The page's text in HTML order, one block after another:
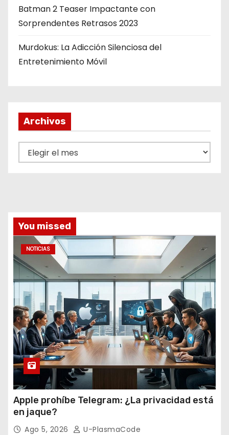
Batman 2 Teaser Impactante con
Sorprendentes Retrasos 2023
Murdokus: La Adicción Silenciosa del
Entretenimiento Móvil
Archivos
r
v
o
s
You missed
NOTICIAS
Apple prohíbe Telegram: ¿La privacidad está
en jaque?
Ago 5, 2026 U-PlasmaCode